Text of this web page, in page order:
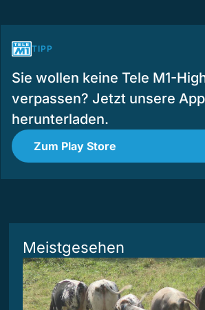
TIPP
Sie wollen keine Tele M1-
verpassen? Jetzt unsere App
herunterladen.
Zum Play Store
Meistgesehen